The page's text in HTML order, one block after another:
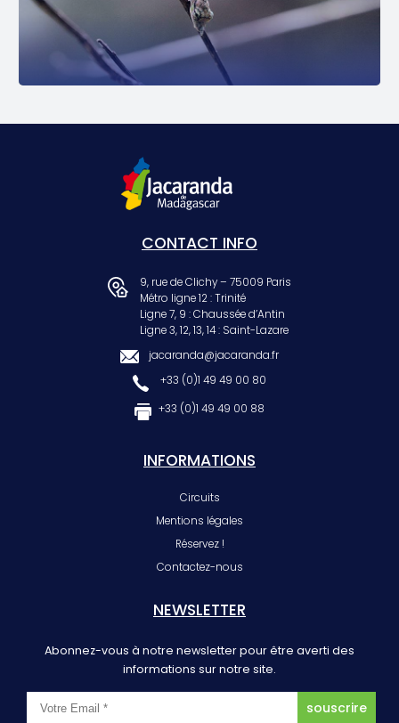
CONTACT INFO
9, rue de Clichy – 75009 Paris
Métro ligne 12 : Trinité
Ligne 7, 9 : Chaussée d’Antin
Ligne 3, 12, 13, 14 : Saint-Lazare
jacaranda@jacaranda.fr
+33 (0)1 49 49 00 80
+33 (0)1 49 49 00 88
INFORMATIONS
Circuits
Mentions légales
Réservez !
Contactez-nous
NEWSLETTER
Abonnez-vous à notre newsletter pour être averti des
informations sur notre site.